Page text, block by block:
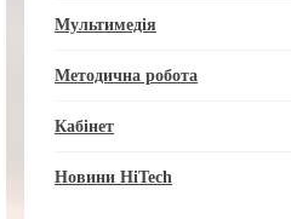
Мультимедія
Методична робота
Кабінет
Новини HiTech